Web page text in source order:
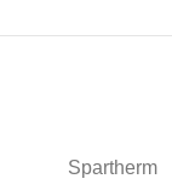
Spartherm